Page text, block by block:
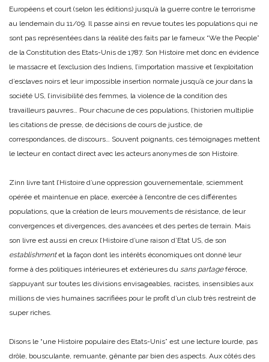
Européens et court (selon les éditions) jusqu’à la guerre contre le terrorisme
au lendemain du 11/09. Il passe ainsi en revue toutes les populations qui ne
sont pas représentées dans la réalité des faits par le fameux “We the People”
de la Constitution des Etats-Unis de 1787. Son Histoire met donc en évidence
le massacre et l’exclusion des Indiens, l’importation massive et l’exploitation
d’esclaves noirs et leur impossible insertion normale jusqu’à ce jour dans la
société US, l’invisibilité des femmes, la violence de la condition des
travailleurs pauvres… Pour chacune de ces populations, l’historien multiplie
les citations de presse, de décisions de cours de justice, de
correspondances, de discours… Souvent poignants, ces témoignages mettent
le lecteur en contact direct avec les acteurs anonymes de son Histoire.
Zinn livre tant l’Histoire d’une oppression gouvernementale, sciemment
opérée et maintenue en place, exercée à l’encontre de ces différentes
populations, que la création de leurs mouvements de résistance, de leur
convergences et divergences, des avancées et des pertes de terrain. Mais
son livre est aussi en creux l’Histoire d’une raison d’Etat US, de son
establishmentet la façon dont les intérêts économiques ont donné leur
forme à des politiques intérieures et extérieures du sans partageféroce,
s’appuyant sur toutes les divisions envisageables, racistes, insensibles aux
millions de vies humaines sacrifiées pour le profit d’un club très restreint de
super riches.
Disons le “une Histoire populaire des Etats-Unis” est une lecture lourde, pas
drôle, bousculante, remuante, gênante par bien des aspects. Aux côtés des